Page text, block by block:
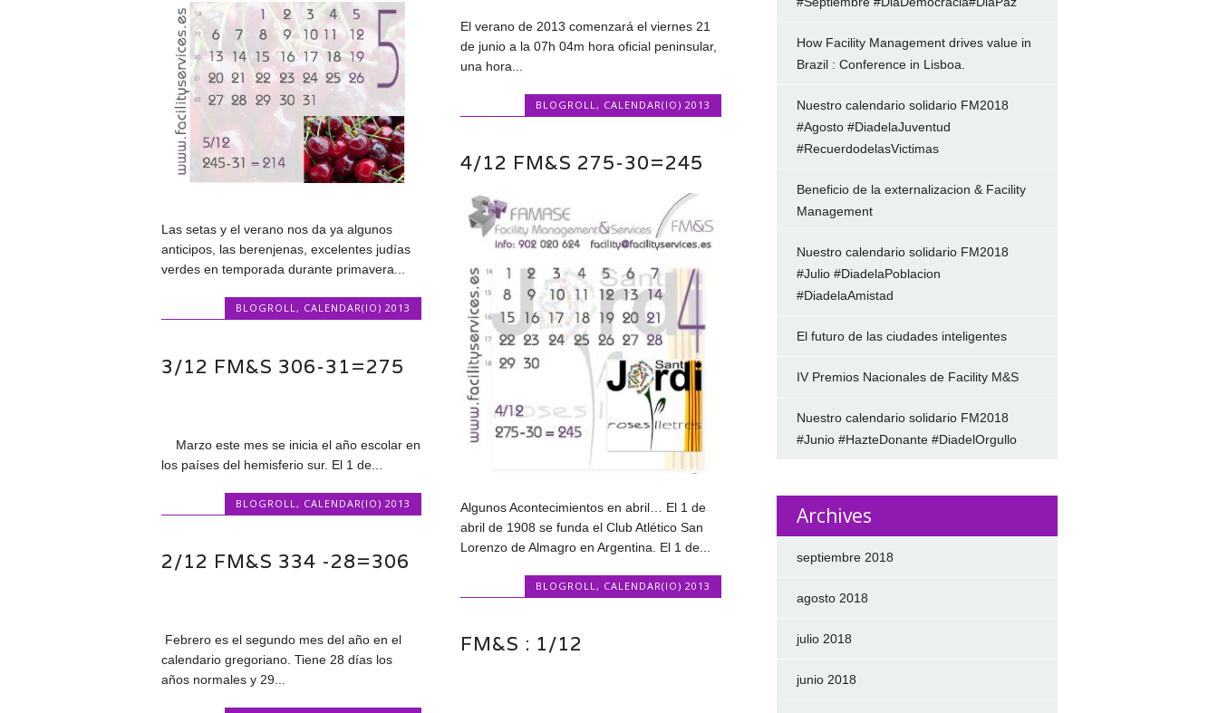
El verano de 2013 comenzará el viernes 21
de junio a la 07h 04m hora oficial peninsular,
una hora...
BLOGROLL , CALENDAR(IO) 2013
Las setas y el verano nos da ya algunos
anticipos, las berenjenas, excelentes judías
verdes en temporada durante primavera...
BLOGROLL, CALENDAR(IO) 2013
4/12 FM&S 275-30=245
Algunos Acontecimientos en abril… El 1 de
abril de 1908 se funda el Club Atlético San
Lorenzo de Almagro en Argentina. El 1 de...
BLOGROLL, CALENDAR(IO) 2013
3/12 FM&S 306-31=275
Marzo este mes se inicia el año escolar en
los países del hemisferio sur. El 1 de...
BLOGROLL , CALENDAR(IO) 2013
2/12 FM&S 334 -28=306
Febrero es el segundo mes del año en el
calendario gregoriano. Tiene 28 días los
años normales y 29...
FM&S : 1/12
How Facility Management drives value in
Brazil : Conference in Lisboa.
Nuestro calendario solidario FM2018
#Agosto #DiadelaJuventud
#RecuerdodelasVictimas
Beneficio de la externalizacion & Facility
Management
Nuestro calendario solidario FM2018
#Julio #DiadelaPoblacion
#DiadelaAmistad
El futuro de las ciudades inteligentes
IV Premios Nacionales de Facility M&S
Nuestro calendario solidario FM2018
#Junio #HazteDonante #DiadelOrgullo
Archives
septiembre 2018
agosto 2018
julio 2018
junio 2018